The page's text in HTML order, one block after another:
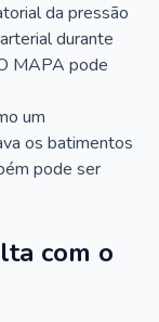
da pressão
durante
MAPA pode
um
os batimentos
pode ser
com o